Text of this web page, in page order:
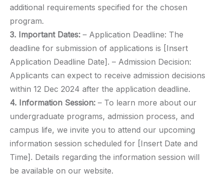
additional requirements specified for the chosen
program.
3. Important Dates: – Application Deadline: The
deadline for submission of applications is [Insert
Application Deadline Date]. – Admission Decision:
Applicants can expect to receive admission decisions
within 12 Dec 2024 after the application deadline.
4. Information Session: – To learn more about our
undergraduate programs, admission process, and
campus life, we invite you to attend our upcoming
information session scheduled for [Insert Date and
Time]. Details regarding the information session will
be available on our website.